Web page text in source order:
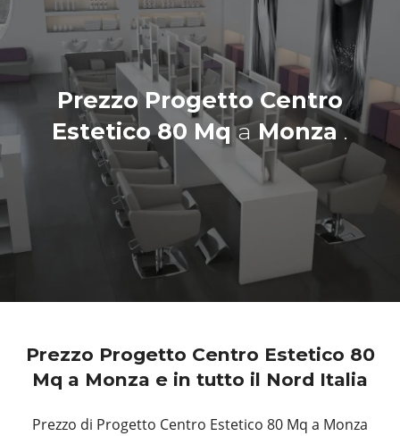
Prezzo Progetto Centro
Estetico 80 MqaMonza.
Prezzo Progetto Centro Estetico 80
Mq a Monza e in tutto il Nord Italia
Prezzo di Progetto Centro Estetico 80 Mq a Monza